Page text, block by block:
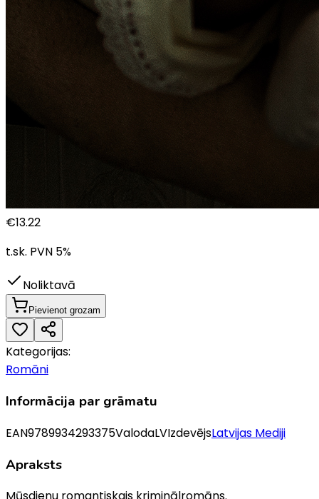
€13.22
t.sk. PVN 5%
Noliktavā
Pievienot grozam
Kategorijas:
Romāni
Informācija par grāmatu
EAN9789934293375ValodaLVIzdevējsLatvijas Mediji
Apraksts